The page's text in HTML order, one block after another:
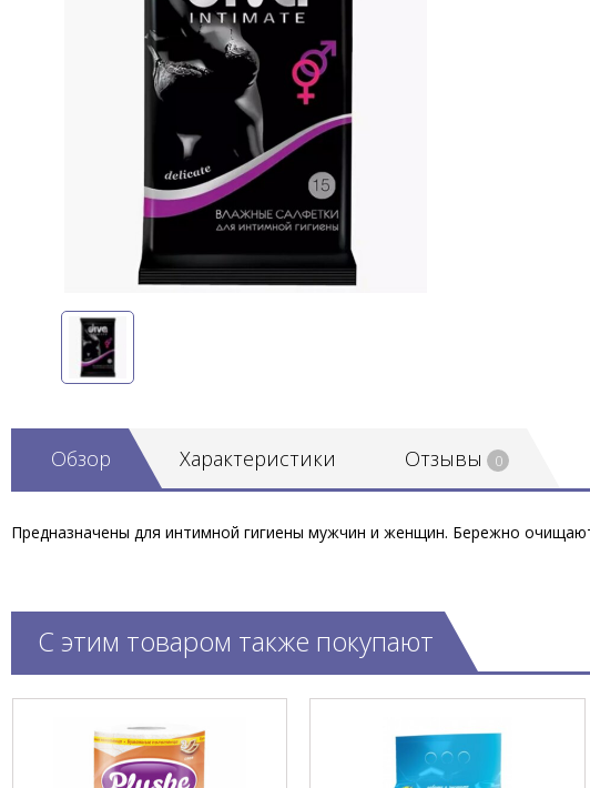
Обзор Характеристики Отзывы 0
Предназначены для интимной гигиены мужчин и женщин. Бережно
С этим товаром также покупают